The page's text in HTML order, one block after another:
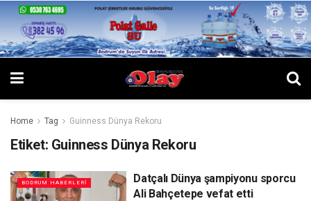
Home Tag Guinness Dünya Rekoru
Etiket: Guinness Dünya Rekoru
BODRUM HABERLERI
Datçalı Dünya şampiyonu sporcu
Ali Bahçetepe vefat etti